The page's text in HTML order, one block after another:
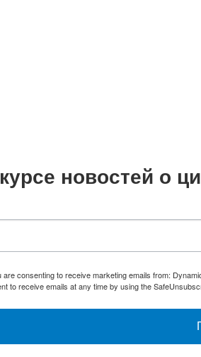
новостей о
consenting to receive marketing emails from:
to receive emails at any time by using the